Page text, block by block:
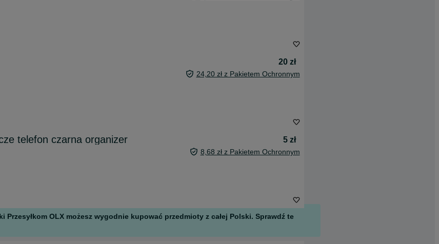
20 zł
24,20 zł z Pakietem Ochronnym
telefon czarna organizer
5 zł
8,68 zł z Pakietem Ochronnym
OLX możesz wygodnie kupować przedmioty z całej Polski. Sprawdź te